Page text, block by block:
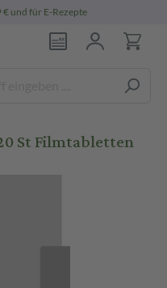
€ und für E-Rezepte
St Filmtabletten